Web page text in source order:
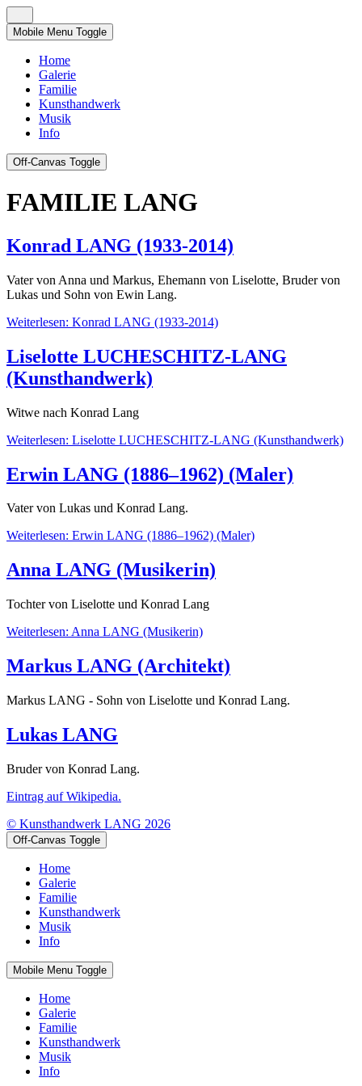
Mobile Menu Toggle
Home
Galerie
Familie
Kunsthandwerk
Musik
Info
Off-Canvas Toggle
FAMILIE LANG
Konrad LANG (1933-2014)
Vater von Anna und Markus, Ehemann von Liselotte, Bruder von
Lukas und Sohn von Ewin Lang.
Weiterlesen: Konrad LANG (1933-2014)
Liselotte LUCHESCHITZ-LANG
(Kunsthandwerk)
Witwe nach Konrad Lang
Weiterlesen: Liselotte LUCHESCHITZ-LANG (Kunsthandwerk)
Erwin LANG (1886–1962) (Maler)
Vater von Lukas und Konrad Lang.
Weiterlesen: Erwin LANG (1886–1962) (Maler)
Anna LANG (Musikerin)
Tochter von Liselotte und Konrad Lang
Weiterlesen: Anna LANG (Musikerin)
Markus LANG (Architekt)
Markus LANG - Sohn von Liselotte und Konrad Lang.
Lukas LANG
Bruder von Konrad Lang.
Eintrag auf Wikipedia.
© Kunsthandwerk LANG 2026
Off-Canvas Toggle
Home
Galerie
Familie
Kunsthandwerk
Musik
Info
Mobile Menu Toggle
Home
Galerie
Familie
Kunsthandwerk
Musik
Info